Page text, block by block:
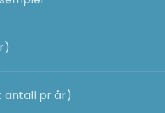
antall pr år)